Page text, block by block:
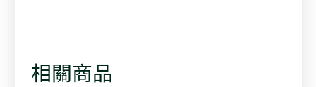
相關商品